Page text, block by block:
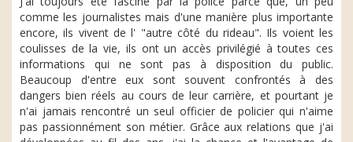
comme les journalistes mais d'une manière plus importante
encore, ils vivent de l' "autre côté du rideau". Ils voient les
coulisses de la vie, ils ont un accès privilégié à toutes ces
informations qui ne sont pas à disposition du public.
Beaucoup d'entre eux sont souvent confrontés à des
dangers bien réels au cours de leur carrière, et pourtant je
n'ai jamais rencontré un seul officier de policier qui n'aime
pas passionnément son métier. Grâce aux relations que j'ai